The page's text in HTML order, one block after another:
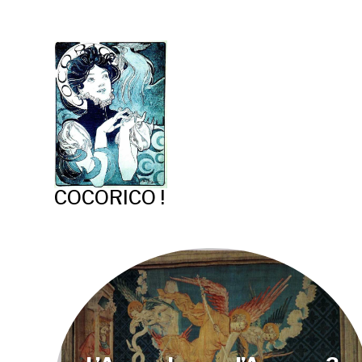
COCORICO !